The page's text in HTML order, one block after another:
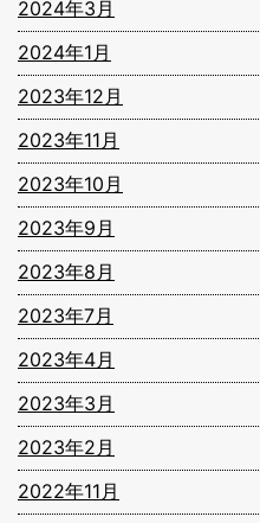
2024年3月
2024年1月
2023年12月
2023年11月
2023年10月
2023年9月
2023年8月
2023年7月
2023年4月
2023年3月
2023年2月
2022年11月